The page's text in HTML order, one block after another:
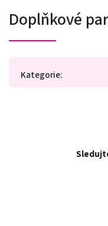
Doplňkové
Kategorie: